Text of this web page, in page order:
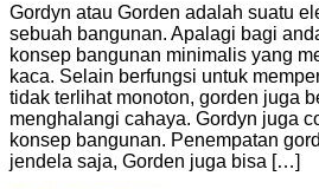
Gordyn atau Gorden adalah suatu
sebuah bangunan. Apalagi bagi
konsep bangunan minimalis yang
kaca. Selain berfungsi untuk
tidak terlihat monoton, gorden juga
menghalangi cahaya. Gordyn juga
konsep bangunan. Penempatan
jendela saja, Gorden juga bisa […]